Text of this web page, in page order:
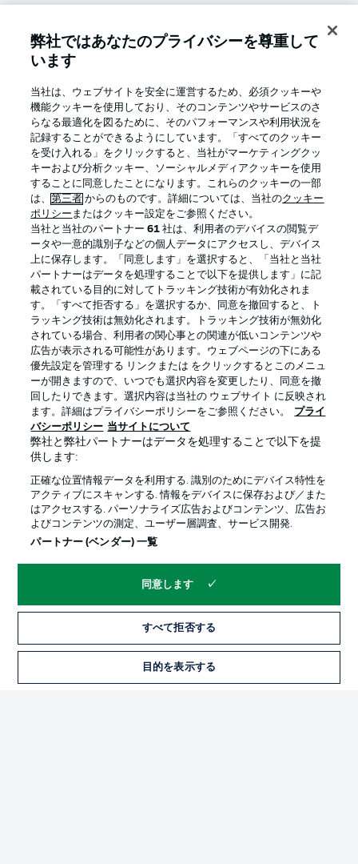
ファンタジー・マネジャー
言語をお選びください
日本語 Display Mode
ログイン
Football as it's meant to be
BUNDESLIGA APP
Official Partners
プライバシー・ポリシー 優先設定を管理する
弊社ではあなたのプライバシーを尊重して
います
当社は、ウェブサイトを安全に運営するため、必須クッキーや
機能クッキーを使用しており、そのコンテンツやサービスのさ
らなる最適化を図るために、そのパフォーマンスや利用状況を
記録することができるようにしています。「すべてのクッキー
を受け入れる」をクリックすると、当社がマーケティングクッ
キーおよび分析クッキー、ソーシャルメディアクッキーを使用
することに同意したことになります。これらのクッキーの一部
は、第三者 からのものです。詳細については、当社のクッキー
ポリシー またはクッキー設定をご参照ください。
当社と当社のパートナー61 社は、利用者のデバイスの閲覧デ
ータや一意的識別子などの個人データにアクセスし、デバイス
上に保存します。「同意します」を選択すると、「当社と当社
パートナーはデータを処理することで以下を提供します」に記
載されている目的に対してトラッキング技術が有効化されま
す。「すべて拒否する」を選択するか、同意を撤回すると、ト
ラッキング技術は無効化されます。トラッキング技術が無効化
されている場合、利用者の関心事との関連が低いコンテンツや
広告が表示される可能性があります。ウェブページの下にある
優先設定を管理する リンクまたは をクリックするとこのメニュ
ーが開きますので、いつでも選択内容を変更したり、同意を撤
回したりできます。選択内容は当社の ウェブサイト に反映され
ます。詳細はプライバシーポリシーをご参照ください。
プライ
バシーポリシー 当サイトについて
弊社と弊社パートナーはデータを処理することで以下を提
供します:
正確な位置情報データを利用する. 識別のためにデバイス特性を
アクティブにスキャンする. 情報をデバイスに保存および／また
はアクセスする. パーソナライズ広告およびコンテンツ、広告お
よびコンテンツの測定、ユーザー層調査、サービス開発.
パートナー (ベンダー) 一覧
同意します
すべて拒否する
目的を表示する